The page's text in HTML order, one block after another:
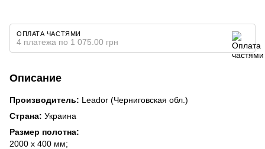
ОПЛАТА ЧАСТЯМИ
4 платежа по 1 075.00 грн
Описание
Производитель: Leador (Черниговская обл.)
Страна: Украина
Размер полотна:
2000 х 400 мм;